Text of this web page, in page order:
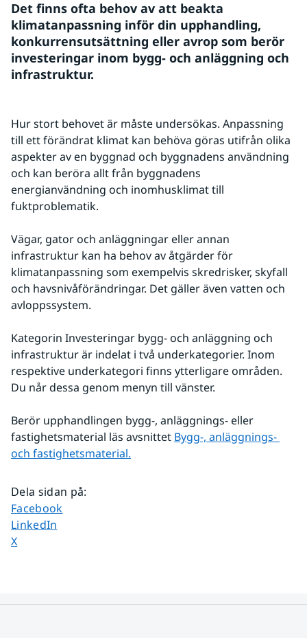
Det finns ofta behov av att beakta
klimatanpassning inför din upphandling,
konkurrensutsättning eller avrop som berör
investeringar inom bygg- och anläggning och
infrastruktur.
Hur stort behovet är måste undersökas. Anpassning
till ett förändrat klimat kan behöva göras utifrån olika
aspekter av en byggnad och byggnadens användning
och kan beröra allt från byggnadens
energianvändning och inomhusklimat till
fuktproblematik.
Vägar, gator och anläggningar eller annan
infrastruktur kan ha behov av åtgärder för
klimatanpassning som exempelvis skredrisker, skyfall
och havsnivåförändringar. Det gäller även vatten och
avloppssystem.
Kategorin Investeringar bygg- och anläggning och
infrastruktur är indelat i två underkategorier. Inom
respektive underkategori finns ytterligare områden.
Du når dessa genom menyn till vänster.
Berör upphandlingen bygg-, anläggnings- eller
fastighetsmaterial läs avsnittet Bygg-, anläggnings-
och fastighetsmaterial.
Dela sidan på:
Dela sidan på
Facebook
Dela sidan på
LinkedIn
Dela sidan på
X